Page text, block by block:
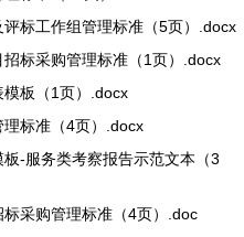
标工作组管理标准（5页）.docx
标采购管理标准（1页）.docx
模板（1页）.docx
标准（4页）.docx
-服务类考察报告示范文本（3
采购管理标准（4页）.doc